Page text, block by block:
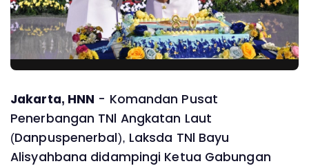
Jakarta, HNN - Komandan Pusat
Penerbangan TNl Angkatan Laut
(Danpuspenerbal), Laksda TNl Bayu
Alisyahbana didampingi Ketua Gabungan